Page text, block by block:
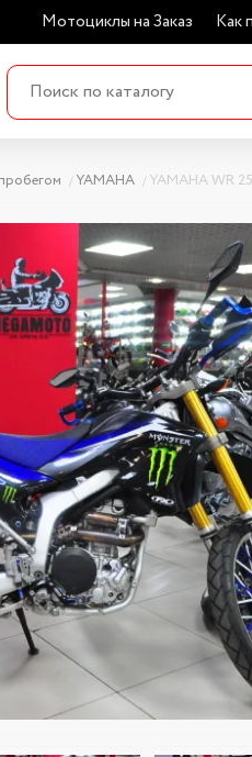
Мотоциклы на Заказ Как
YAMAHA YAMAHA WR